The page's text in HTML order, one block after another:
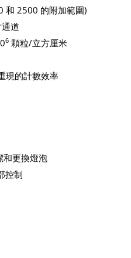
2500 的附加範圍)
道
6 顆粒/立方厘米
現的計數效率
更換燈泡
控制